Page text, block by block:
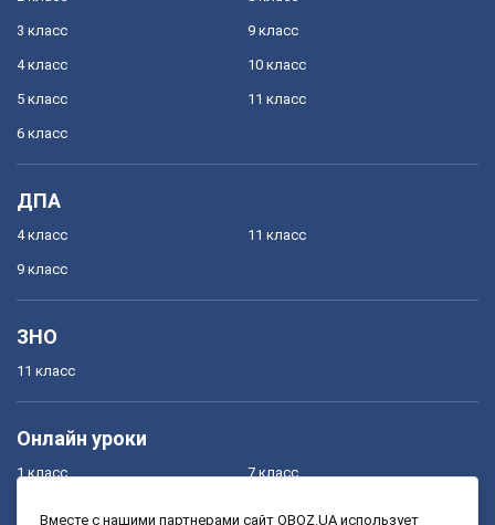
3 класс
4 класс
5 класс
6 класс
9 класс
10 класс
11 класс
ДПА
4 класс
9 класс
11 класс
ЗНО
11 класс
Онлайн уроки
1 класс 7 класс
Вместе с нашими партнерами сайт OBOZ.UA использует